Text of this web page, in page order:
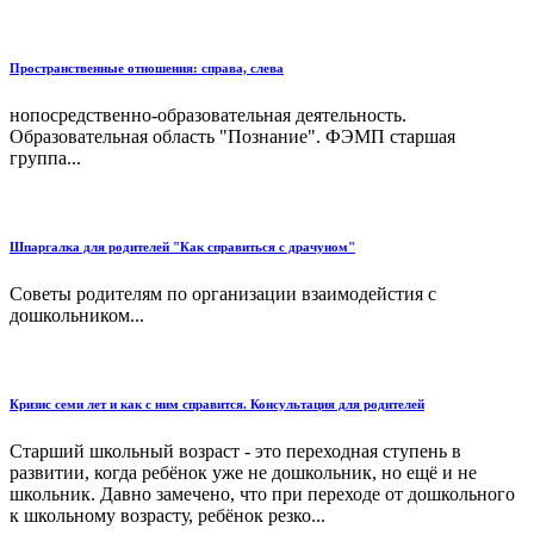
Пространственные отношения: справа, слева
нопосредственно-образовательная деятельность.
Образовательная область "Познание". ФЭМП старшая
группа...
Шпаргалка для родителей "Как справиться с драчуном"
Советы родителям по организации взаимодейстия с
дошкольником...
Кризис семи лет и как с ним справится. Консультация для родителей
Старший школьный возраст - это переходная ступень в
развитии, когда ребёнок уже не дошкольник, но ещё и не
школьник. Давно замечено, что при переходе от дошкольного
к школьному возрасту, ребёнок резко...